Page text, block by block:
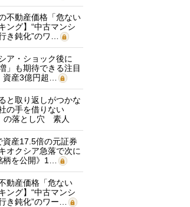
不動産価格「危ない
ング】“中古マンシ
き鈍化”のワ…
ア・ショック後に
」も期待できる注目
資産3億円超…
と取り返しがつかな
の手を借りない
の落とし穴 素人
資産17.5倍の元証券
オクシア急落で次に
柄を公開》1…
動産価格「危ない
ング】“中古マンシ
き鈍化”のワー…